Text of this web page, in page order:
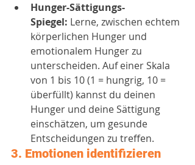
Hunger-Sättigungs-
Spiegel: Lerne, zwischen echtem
körperlichen Hunger und
emotionalem Hunger zu
unterscheiden. Auf einer Skala
von 1 bis 10 (1 = hungrig, 10 =
überfüllt) kannst du deinen
Hunger und deine Sättigung
einschätzen, um gesunde
Entscheidungen zu treffen.
3. Emotionen identifizieren